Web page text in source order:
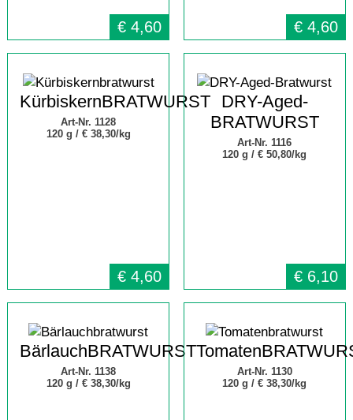
€ 4,60 € 4,60
KürbiskernBRATWURST
Art-Nr. 1128
120 g / € 38,30/kg
€ 4,60
DRY-Aged-
BRATWURST
Art-Nr. 1116
120 g /€ 50,80/kg
€ 6,10
BärlauchBRATWURST
Art-Nr. 1138
120 g / € 38,30/kg
Art-Nr. 1130
120 g /€ 38,30/kg